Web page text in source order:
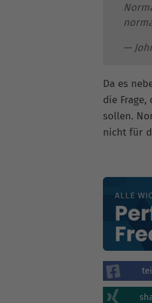
—
Da es
die
sollen.
nicht für